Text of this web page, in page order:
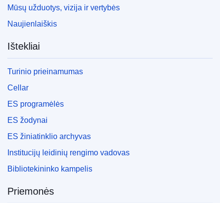
Mūsų užduotys, vizija ir vertybės
Naujienlaiškis
Ištekliai
Turinio prieinamumas
Cellar
ES programėlės
ES žodynai
ES žiniatinklio archyvas
Institucijų leidinių rengimo vadovas
Bibliotekininko kampelis
Priemonės